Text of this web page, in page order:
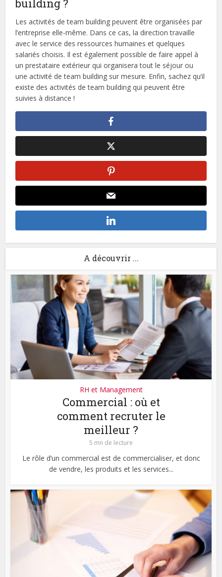
building ?
Les activités de team building peuvent être organisées par
l’entreprise elle-même. Dans ce cas, la direction travaille
avec le service des ressources humaines et quelques
salariés choisis. Il est également possible de faire appel à
un prestataire extérieur qui organisera tout le séjour ou
une activité de team building sur mesure. Enfin, sachez qu’il
existe des activités de team building qui peuvent être
suivies à distance !
A découvrir ...
RH et Management
Commercial : où et
comment recruter le
meilleur ?
5 mn de lecture
Le rôle d’un commercial est de commercialiser, et donc
de vendre, les produits et les services...